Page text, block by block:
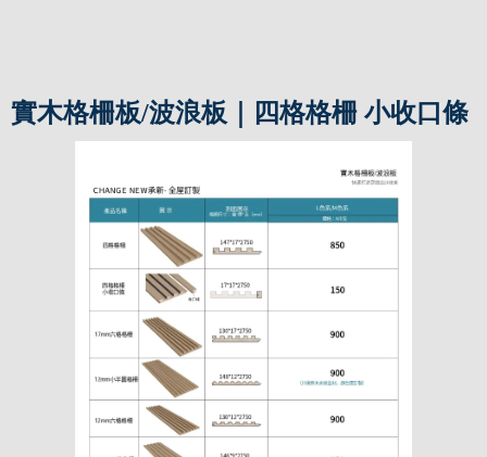
實木格柵板/波浪板｜四格格柵 小收口條